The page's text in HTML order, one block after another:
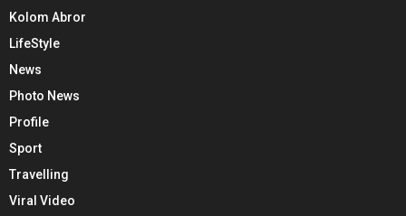
Kolom Abror
LifeStyle
News
Photo News
Profile
Sport
Travelling
Viral Video